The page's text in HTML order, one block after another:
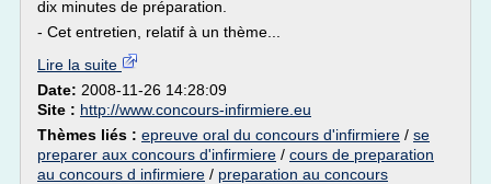
dix minutes de préparation.
- Cet entretien, relatif à un thème...
Lire la suite
Date: 2008-11-26 14:28:09
Site : http://www.concours-infirmiere.eu
Thèmes liés : epreuve oral du concours d'infirmiere / se
preparer aux concours d'infirmiere / cours de preparation
au concours d infirmiere / preparation au concours